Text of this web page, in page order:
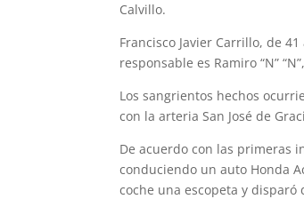
Calvillo.
Francisco Javier Carrillo, de
responsable es Ramiro “N”
Los sangrientos hechos
con la arteria San José de
De acuerdo con las primeras
conduciendo un auto Honda
coche una escopeta y disparó